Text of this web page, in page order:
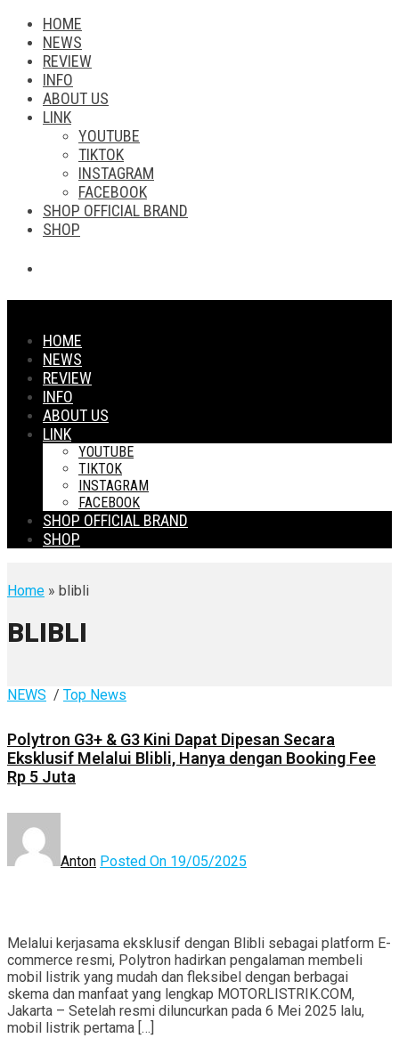
HOME
NEWS
REVIEW
INFO
ABOUT US
LINK
YOUTUBE
TIKTOK
INSTAGRAM
FACEBOOK
SHOP OFFICIAL BRAND
SHOP
HOME
NEWS
REVIEW
INFO
ABOUT US
LINK
YOUTUBE
TIKTOK
INSTAGRAM
FACEBOOK
SHOP OFFICIAL BRAND
SHOP
Home » blibli
BLIBLI
NEWS / Top News
Polytron G3+ & G3 Kini Dapat Dipesan Secara
Eksklusif Melalui Blibli, Hanya dengan Booking Fee
Rp 5 Juta
Anton Posted On 19/05/2025
Melalui kerjasama eksklusif dengan Blibli sebagai platform E-
commerce resmi, Polytron hadirkan pengalaman membeli
mobil listrik yang mudah dan fleksibel dengan berbagai
skema dan manfaat yang lengkap MOTORLISTRIK.COM,
Jakarta – Setelah resmi diluncurkan pada 6 Mei 2025 lalu,
mobil listrik pertama […]